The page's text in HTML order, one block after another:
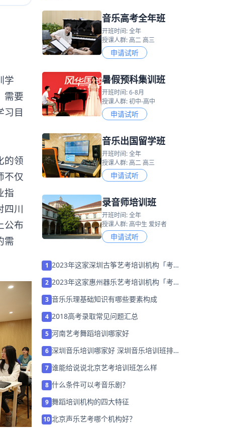
学
需要
习目
的领
不仅
指
四川
公布
需
音乐高考全年班
开班时间: 全年
授课人群: 高二 高三
申请试听
暑假预科集训班
开班时间: 6-8月
授课人群: 初中-高中
申请试听
音乐出国留学班
开班时间: 全年
授课人群: 高二 高三
申请试听
录音师培训班
开班时间: 全年
授课人群: 高中生 爱好者
申请试听
1 2023年这家深圳古筝艺考培训机构「考前
2 2023年这家惠州器乐艺考培训机构「考前
3 音乐乐理基础知识有哪些要素构成
4 2018高考录取常见问题汇总
5 河南艺考舞蹈培训哪家好
6 深圳音乐培训哪家好 深圳音乐培训班排名
7 谁能给说说北京艺考培训班怎么样
8 什么条件可以考音乐剧？
9 舞蹈培训机构的四大特征
10北京声乐艺考哪个机构好？